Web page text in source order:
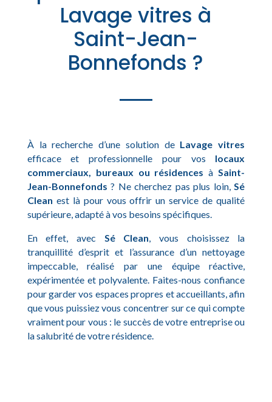
Lavage vitres à
Saint-Jean-
Bonnefonds ?
À la recherche d’une solution de Lavage vitres
efficace et professionnelle pour vos locaux
commerciaux, bureaux ou résidences à Saint-
Jean-Bonnefonds ? Ne cherchez pas plus loin, Sé
Clean est là pour vous offrir un service de qualité
supérieure, adapté à vos besoins spécifiques.
En effet, avec Sé Clean , vous choisissez la
tranquillité d’esprit et l’assurance d’un nettoyage
impeccable, réalisé par une équipe réactive,
expérimentée et polyvalente. Faites-nous confiance
pour garder vos espaces propres et accueillants, afin
que vous puissiez vous concentrer sur ce qui compte
vraiment pour vous : le succès de votre entreprise ou
la salubrité de votre résidence.